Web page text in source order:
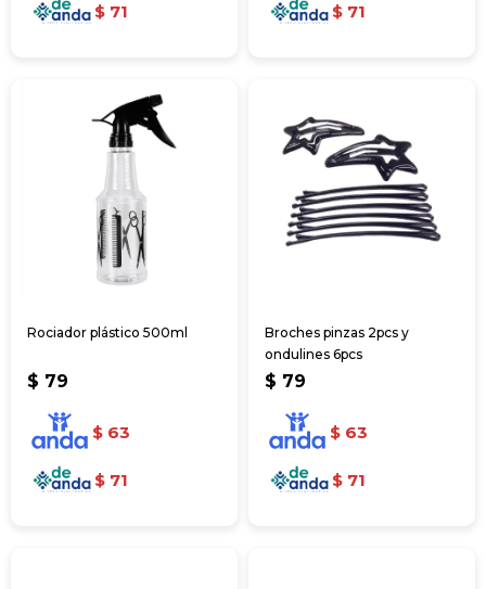
$ 71 $ 71
Rociador plástico 500ml
$ 79
$ 63
$ 71
Broches pinzas 2pcs y
ondulines 6pcs
$ 79
$ 63
$ 71